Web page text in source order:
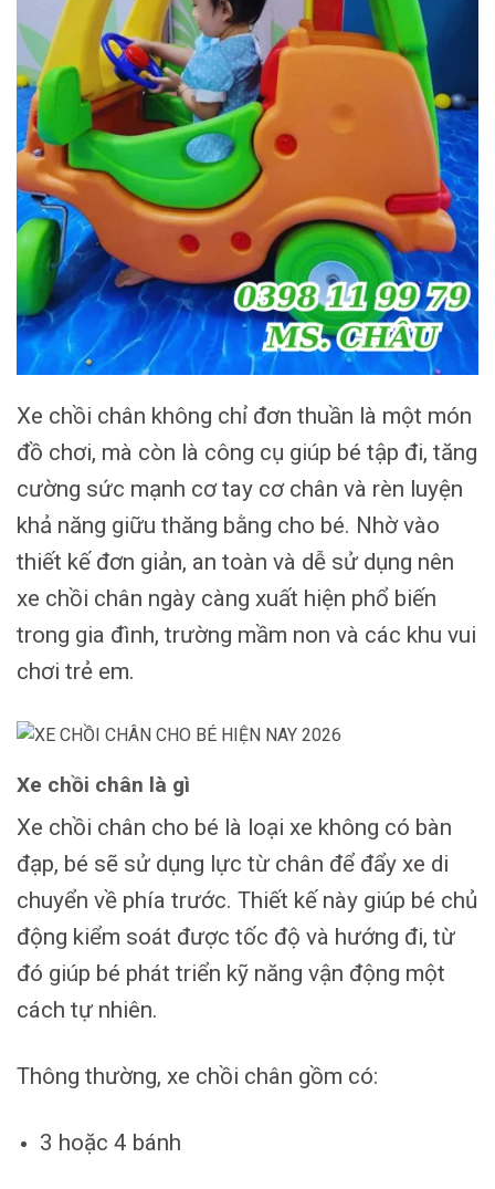
Xe chồi chân không chỉ đơn thuần là một món
đồ chơi, mà còn là công cụ giúp bé tập đi, tăng
cường sức mạnh cơ tay cơ chân và rèn luyện
khả năng giữu thăng bằng cho bé. Nhờ vào
thiết kế đơn giản, an toàn và dễ sử dụng nên
xe chồi chân ngày càng xuất hiện phổ biến
trong gia đình, trường mầm non và các khu vui
chơi trẻ em.
Xe chồi chân là gì
Xe chồi chân cho bé là loại xe không có bàn
đạp, bé sẽ sử dụng lực từ chân để đẩy xe di
chuyển về phía trước. Thiết kế này giúp bé chủ
động kiểm soát được tốc độ và hướng đi, từ
đó giúp bé phát triển kỹ năng vận động một
cách tự nhiên.
Thông thường, xe chồi chân gồm có:
3 hoặc 4 bánh